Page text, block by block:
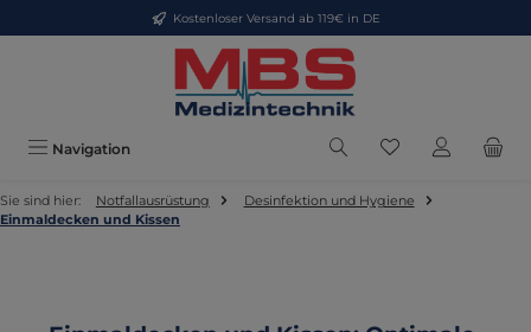
Zum Hauptinhalt springenKostenloser Versand ab 119€ in DE
Navigation Du hast 0
Sie sind hier: Notfallausrüstung
Desinfektion und Hygiene
Einmaldecken und Kissen